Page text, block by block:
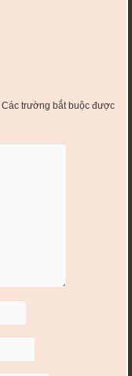
Các trường bắt buộc được